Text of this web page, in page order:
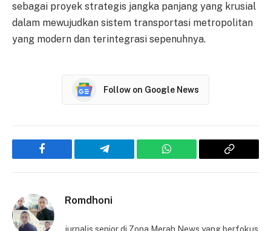
sebagai proyek strategis jangka panjang yang krusial
dalam mewujudkan sistem transportasi metropolitan
yang modern dan terintegrasi sepenuhnya.
Follow on Google News
Facebook Telegram WhatsApp
Copy
Romdhoni